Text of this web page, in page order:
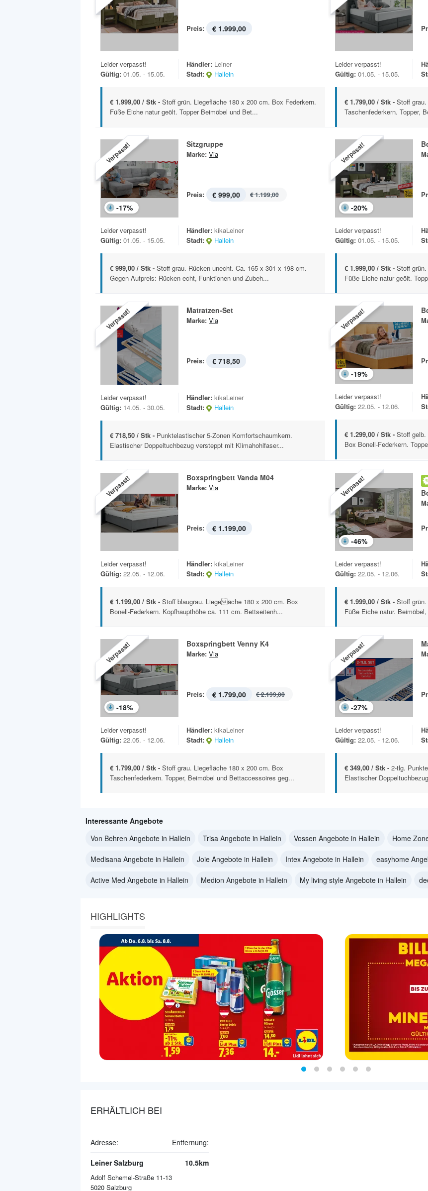
Preis: € 1.999,00
Leider verpasst!
Gültig: 01.05. - 15.05.
Händler: Leiner
Stadt:
Hallein
€ 1.999,00 / Stk - Stoff grün. Liegefläche 180 x 200 cm. Box Federkern.
Füße Eiche natur geölt. Topper Beimöbel und Bet...
Leider verpasst!
Gültig: 01.05. - 15.05.
€ 1.799,00 / Stk - Stoff
Taschenfederkern. Topper,
Verpasst!
-17%
Sitzgruppe
Marke: Via
Preis: € 999,00 € 1.199,00
Leider verpasst!
Gültig: 01.05. - 15.05.
Händler: kikaLeiner
Stadt:
Hallein
€ 999,00 / Stk - Stoff grau. Rücken unecht. Ca. 165 x 301 x 198 cm.
Gegen Aufpreis: Rücken echt, Funktionen und Zubeh...
Verpasst!
-20%
Leider verpasst!
Gültig: 01.05. - 15.05.
€ 1.999,00 / Stk - Stoff
Füße Eiche natur geölt.
Verpasst! Matratzen-Set
Marke: Via
Preis: € 718,50
Leider verpasst!
Gültig: 14.05. - 30.05.
Händler: kikaLeiner
Stadt:
Hallein
€ 718,50 / Stk - Punktelastischer 5-Zonen Komfortschaumkern.
Elastischer Doppeltuchbezug versteppt mit Klimahohlfaser...
Verpasst!
-19%
Leider verpasst!
Gültig: 22.05. - 12.06.
€ 1.299,00 / Stk - Stoff
Box Bonell-Federkern.
Verpasst! Boxspringbett Vanda M04
Marke: Via
Preis: € 1.199,00
Leider verpasst!
Gültig: 22.05. - 12.06.
Händler: kikaLeiner
Stadt:
Hallein
€ 1.199,00 / Stk - Stoff blaugrau. Liegeäche 180 x 200 cm. Box
Bonell-Federkern. Kopfhaupthöhe ca. 111 cm. Bettseitenh...
Verpasst!
-46%
Leider verpasst!
Gültig: 22.05. - 12.06.
€ 1.999,00 / Stk - Stoff
Füße Eiche natur.
Verpasst!
-18%
Boxspringbett Venny K4
Marke: Via
Preis: € 1.799,00 € 2.199,00
Leider verpasst!
Gültig: 22.05. - 12.06.
Händler: kikaLeiner
Stadt:
Hallein
€ 1.799,00 / Stk - Stoff grau. Liegefläche 180 x 200 cm. Box
Taschenfederkern. Topper, Beimöbel und Bettaccessoires geg...
Verpasst!
-27%
Leider verpasst!
Gültig: 22.05. - 12.06.
€ 349,00 / Stk - 2-tlg.
Elastischer
Interessante Angebote
Von Behren Angebote in Hallein
Trisa Angebote in Hallein Vossen Angebote in Hallein Home
Medisana Angebote in Hallein Joie Angebote in Hallein Intex Angebote in Hallein easyhome
Active Med Angebote in Hallein Medion Angebote in Hallein My living style Angebote in Hallein
HIGHLIGHTS
ERHÄLTLICH BEI
Adresse: Entfernung:
Leiner Salzburg
Adolf Schemel-Straße 11-13
5020 Salzburg
10.5km